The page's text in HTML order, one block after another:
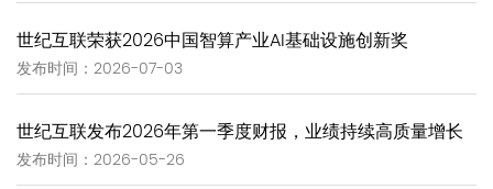
世纪互联荣获2026中国智算产业AI基础设施创新奖
发布时间：2026-07-03
世纪互联发布2026年第一季度财报，业绩持续高质量增长
发布时间：2026-05-26